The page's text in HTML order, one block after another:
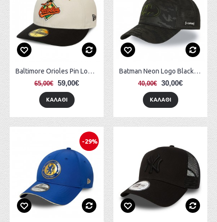
Baltimore Orioles Pin Low Profile 59FIFTY
65,00€ 59,00€
ΚΑΛΆΘΙ
Batman Neon Logo Black Camo Cap Capslab
40,00€ 30,00€
ΚΑΛΆΘΙ
-29%